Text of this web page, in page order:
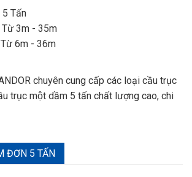
Tấn
3m - 35m
Từ 6m - 36m
chuyên cung cấp các loại cầu trục
trục một dầm 5 tấn chất lượng cao, chi
ĐƠN 5 TẤN